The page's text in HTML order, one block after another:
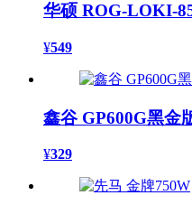
华硕 ROG-LOKI-
¥549
鑫谷 GP600G黑金
¥329